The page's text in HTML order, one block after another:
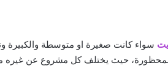
سواء كانت صغيرة او متوسطة والكبيرة
حيث يختلف كل مشروع عن غيره